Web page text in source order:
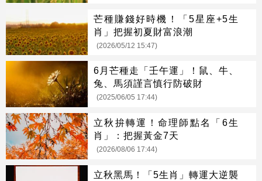
芒種賺錢好時機！「5星座+5生
肖」把握初夏財富浪潮
(2026/05/12 15:47)
6月芒種走「壬午運」！鼠、牛、
兔、馬須謹言慎行防破財
(2025/06/05 17:44)
立秋拚轉運！命理師點名「6生
肖」：把握黃金7天
(2026/08/06 17:44)
立秋黑馬！「5生肖」轉運大逆襲